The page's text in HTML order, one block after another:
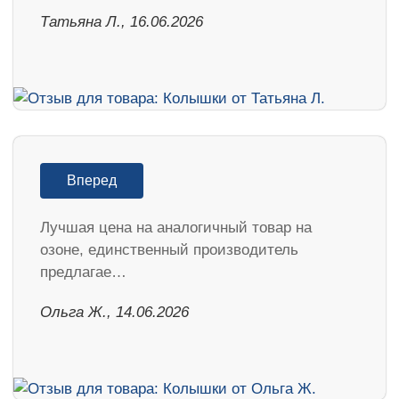
Татьяна Л., 16.06.2026
Вперед
Лучшая цена на аналогичный товар на
озоне, единственный производитель
предлагае…
Ольга Ж., 14.06.2026